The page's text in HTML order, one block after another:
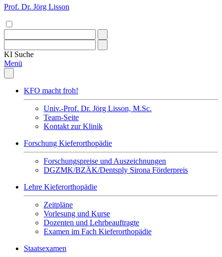
Prof. Dr. Jörg Lisson
KI Suche
Menü
KFO macht froh!
Univ.-Prof. Dr. Jörg Lisson, M.Sc.
Team-Seite
Kontakt zur Klinik
Forschung Kieferorthopädie
Forschungspreise und Auszeichnungen
DGZMK/BZÄK/Dentsply Sirona Förderpreis
Lehre Kieferorthopädie
Zeitpläne
Vorlesung und Kurse
Dozenten und Lehrbeauftragte
Examen im Fach Kieferorthopädie
Staatsexamen